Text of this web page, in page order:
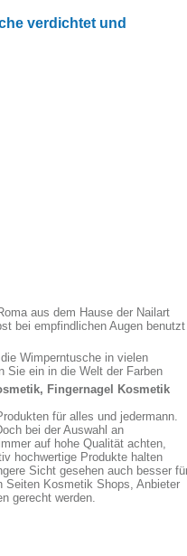
verdichtet und
aus dem Hause der Nailart
bei empfindlichen Augen benutzt
Wimperntusche in vielen
Sie ein in die Welt der Farben
Fingernagel Kosmetik
für alles und jedermann.
bei der Auswahl an
auf hohe Qualität achten,
hochwertige Produkte halten
Sicht gesehen auch besser
Seiten Kosmetik Shops, Anbieter
gerecht werden.